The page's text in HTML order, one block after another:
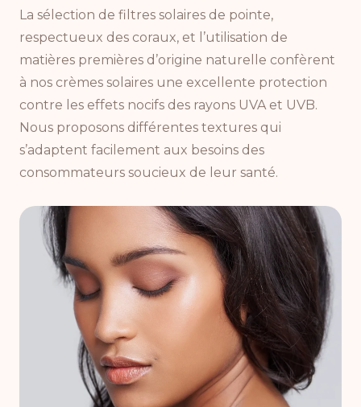
La sélection de filtres solaires de pointe,
respectueux des coraux, et l’utilisation de
matières premières d’origine naturelle confèrent
à nos crèmes solaires une excellente protection
contre les effets nocifs des rayons UVA et UVB.
Nous proposons différentes textures qui
s’adaptent facilement aux besoins des
consommateurs soucieux de leur santé.